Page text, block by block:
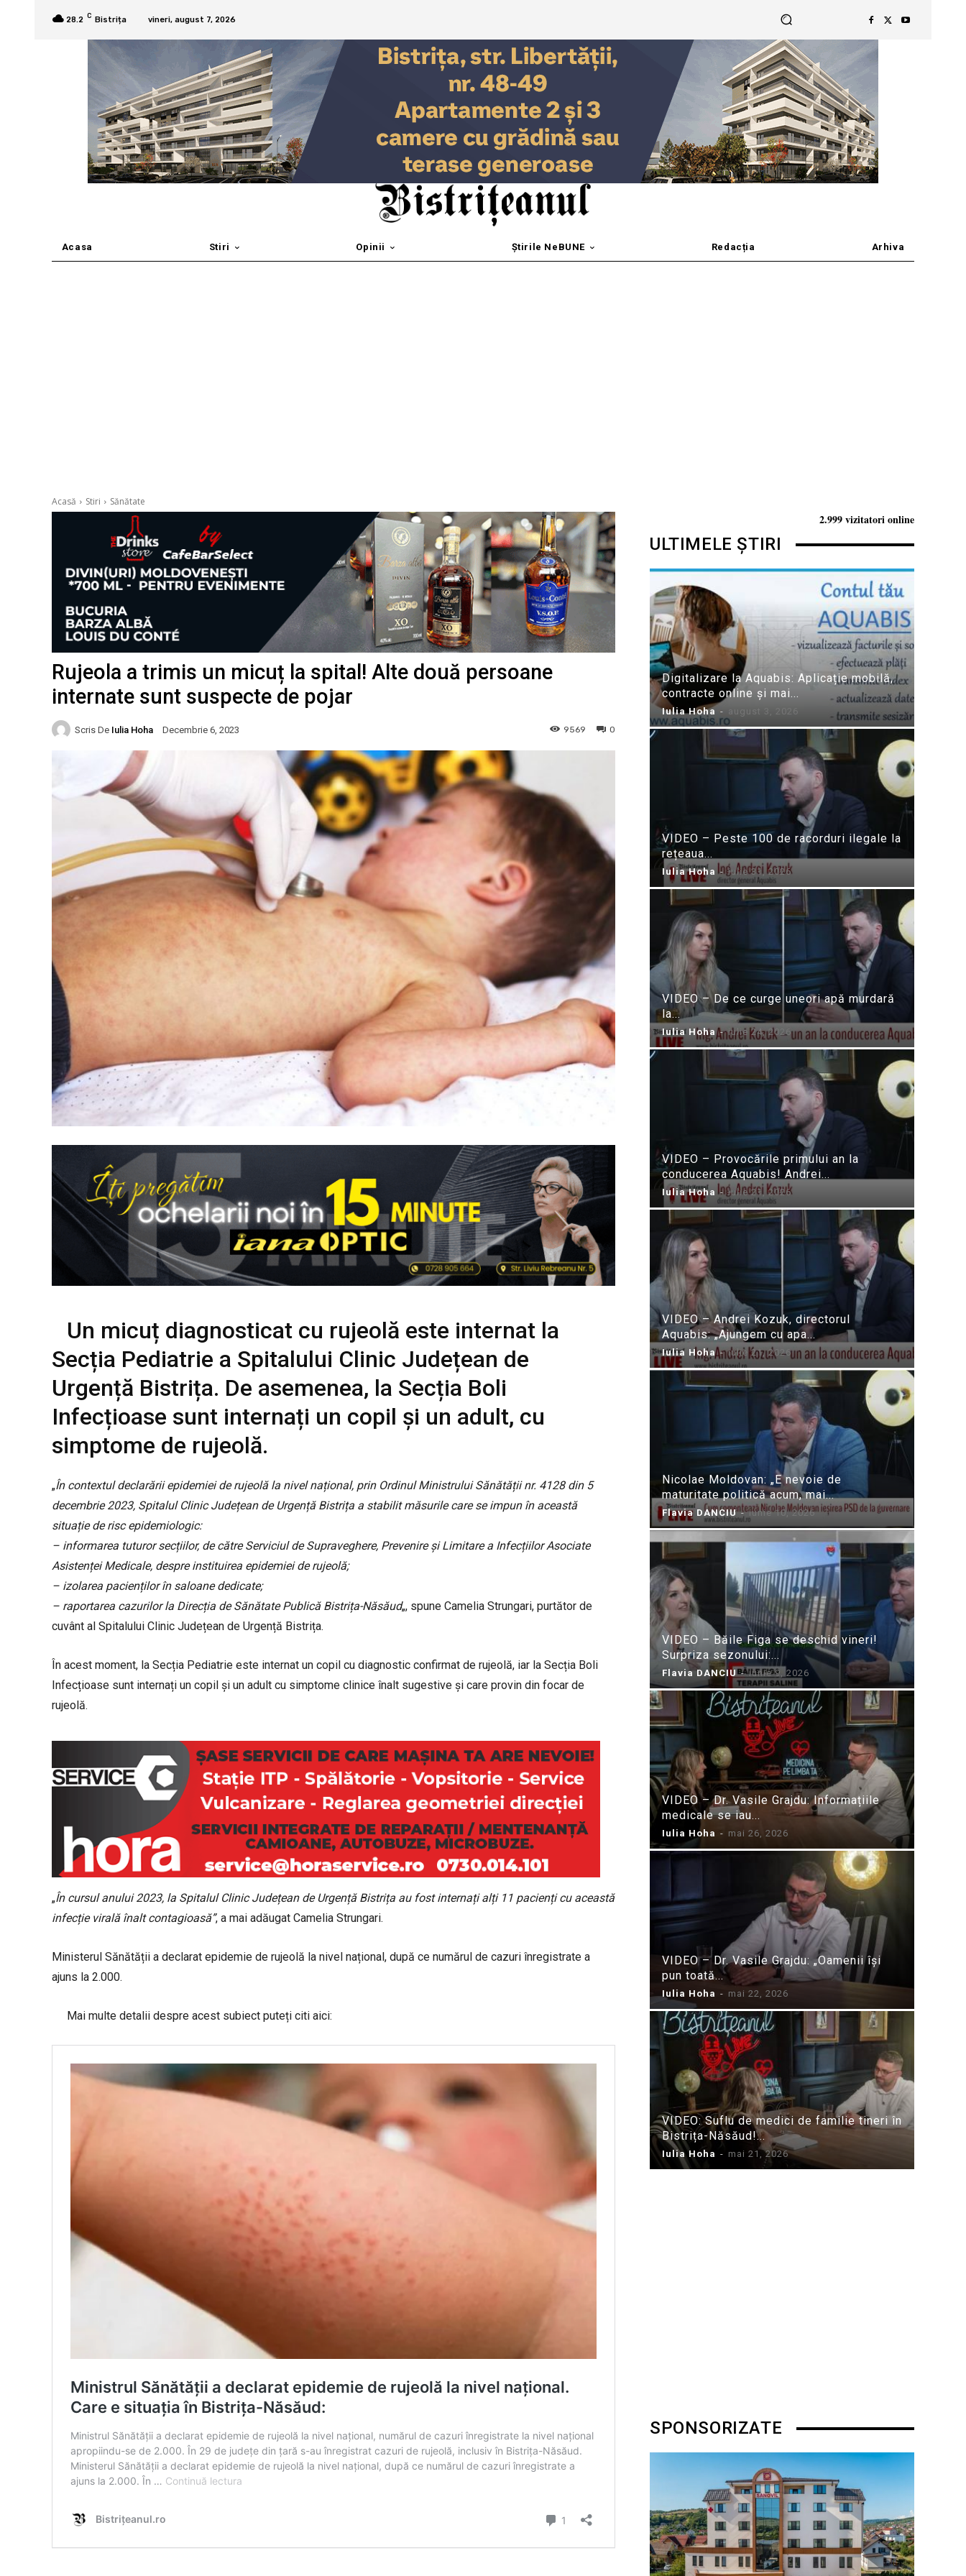
28.2 C Bistrița vineri, august 7, 2026
Acasa Stiri Opinii Știrile NeBUNE Redacția Arhiva
Acasă Stiri Sănătate
Rujeola a trimis un micuț la spital! Alte două persoane
internate sunt suspecte de pojar
Scris De Iulia Hoha Decembrie 6, 2023 0
9569
Un micuț diagnosticat cu rujeolă este internat la
Secția Pediatrie a Spitalului Clinic Județean de
Urgență Bistrița. De asemenea, la Secția Boli
Infecțioase sunt internați un copil și un adult, cu
simptome de rujeolă.
„În contextul declarării epidemiei de rujeolă la nivel național, prin Ordinul Ministrului Sănătății nr. 4128 din 5
decembrie 2023, Spitalul Clinic Județean de Urgență Bistrița a stabilit măsurile care se impun în această
situație de risc epidemiologic:
– informarea tuturor secțiilor, de către Serviciul de Supraveghere, Prevenire și Limitare a Infecțiilor Asociate
Asistenței Medicale, despre instituirea epidemiei de rujeolă;
– izolarea pacienților în saloane dedicate;
– raportarea cazurilor la Direcția de Sănătate Publică Bistrița-Năsăud„, spune Camelia Strungari, purtător de
cuvânt al Spitalului Clinic Județean de Urgență Bistrița.
În acest moment, la Secția Pediatrie este internat un copil cu diagnostic confirmat de rujeolă, iar la Secția Boli
Infecțioase sunt internați un copil și un adult cu simptome clinice înalt sugestive și care provin din focar de
rujeolă.
„În cursul anului 2023, la Spitalul Clinic Județean de Urgență Bistrița au fost internați alți 11 pacienți cu această
infecție virală înalt contagioasă”, a mai adăugat Camelia Strungari.
Ministerul Sănătății a declarat epidemie de rujeolă la nivel național, după ce numărul de cazuri înregistrate a
ajuns la 2.000.
Mai multe detalii despre acest subiect puteți citi aici:
2.999 vizitatori online
ULTIMELE ȘTIRI
Digitalizare la Aquabis: Aplicație mobilă,
contracte online și mai...
Iulia Hoha - august 3, 2026
VIDEO – Peste 100 de racorduri ilegale la
rețeaua...
Iulia Hoha - iulie 31, 2026
VIDEO – De ce curge uneori apă murdară
la...
Iulia Hoha - iulie 24, 2026
VIDEO – Provocările primului an la
conducerea Aquabis! Andrei...
Iulia Hoha - iulie 21, 2026
VIDEO – Andrei Kozuk, directorul
Aquabis: „Ajungem cu apa...
Iulia Hoha - iulie 21, 2026
Nicolae Moldovan: „E nevoie de
maturitate politică acum, mai...
Flavia DANCIU - iunie 10, 2026
VIDEO – Băile Figa se deschid vineri!
Surpriza sezonului:...
Flavia DANCIU - iunie 9, 2026
VIDEO – Dr. Vasile Grajdu: Informațiile
medicale se iau...
Iulia Hoha - mai 26, 2026
VIDEO – Dr. Vasile Grajdu: „Oamenii își
pun toată...
Iulia Hoha - mai 22, 2026
VIDEO: Suflu de medici de familie tineri în
Bistrița-Năsăud!...
Iulia Hoha - mai 21, 2026
SPONSORIZATE